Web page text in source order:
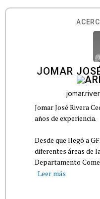
JOMAR
Jomar José Rivera
años de experiencia.
Desde que llegó a
diferentes áreas de
Departamento
Leer más